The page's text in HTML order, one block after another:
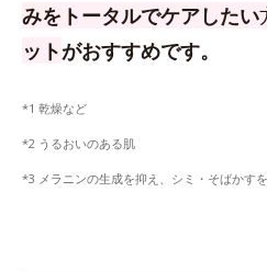
みをトータルでケアしたい
ットがおすすめです。
*1 乾燥など
*2 うるおいのある肌
*3 メラニンの生成を抑え、シミ・そばかす